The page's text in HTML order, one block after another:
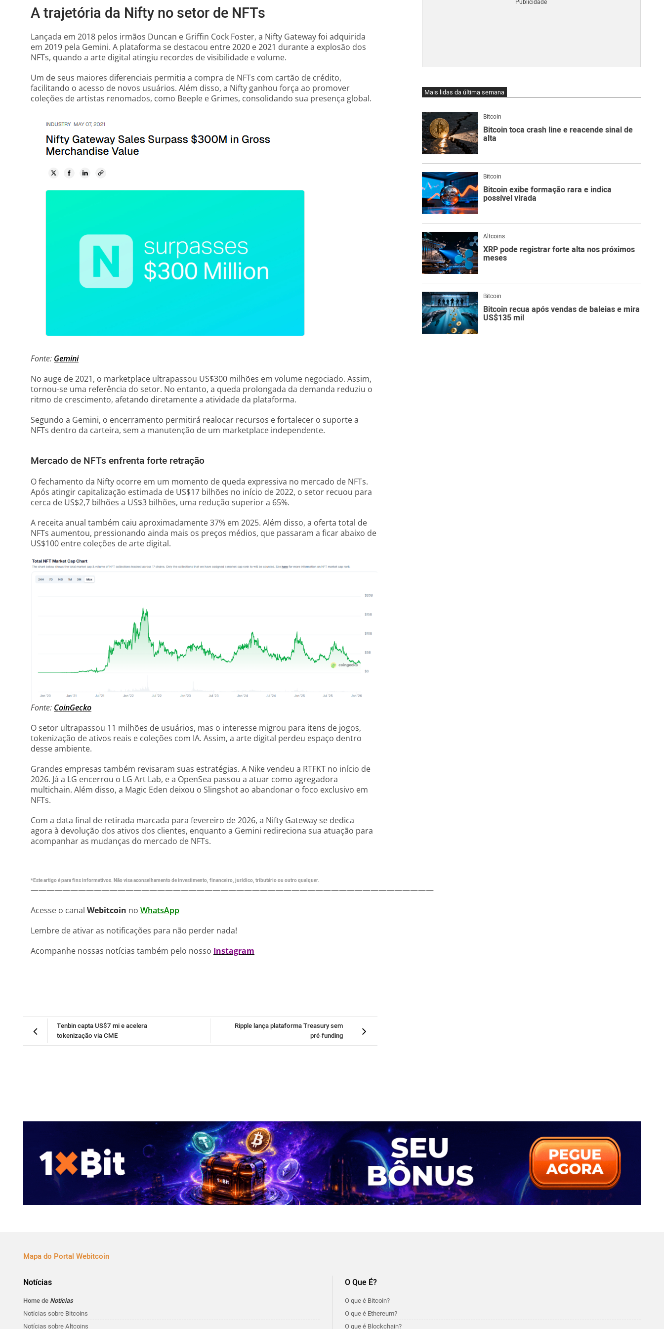
A trajetória da Nifty no setor de NFTs
Lançada em 2018 pelos irmãos Duncan e Griffin Cock Foster, a Nifty Gateway foi adquirida
em 2019 pela Gemini. A plataforma se destacou entre 2020 e 2021 durante a explosão dos
NFTs, quando a arte digital atingiu recordes de visibilidade e volume.
Um de seus maiores diferenciais permitia a compra de NFTs com cartão de crédito,
facilitando o acesso de novos usuários. Além disso, a Nifty ganhou força ao promover
coleções de artistas renomados, como Beeple e Grimes, consolidando sua presença global.
Fonte: Gemini
No auge de 2021, o marketplace ultrapassou US$300 milhões em volume negociado. Assim,
tornou-se uma referência do setor. No entanto, a queda prolongada da demanda reduziu o
ritmo de crescimento, afetando diretamente a atividade da plataforma.
Segundo a Gemini, o encerramento permitirá realocar recursos e fortalecer o suporte a
NFTs dentro da carteira, sem a manutenção de um marketplace independente.
Mercado de NFTs enfrenta forte retração
O fechamento da Nifty ocorre em um momento de queda expressiva no mercado de NFTs.
Após atingir capitalização estimada de US$17 bilhões no início de 2022, o setor recuou para
cerca de US$2,7 bilhões a US$3 bilhões, uma redução superior a 65%.
A receita anual também caiu aproximadamente 37% em 2025. Além disso, a oferta total de
NFTs aumentou, pressionando ainda mais os preços médios, que passaram a ficar abaixo de
US$100 entre coleções de arte digital.
Fonte: CoinGecko
O setor ultrapassou 11 milhões de usuários, mas o interesse migrou para itens de jogos,
tokenização de ativos reais e coleções com IA. Assim, a arte digital perdeu espaço dentro
desse ambiente.
Grandes empresas também revisaram suas estratégias. A Nike vendeu a RTFKT no início de
2026. Já a LG encerrou o LG Art Lab, e a OpenSea passou a atuar como agregadora
multichain. Além disso, a Magic Eden deixou o Slingshot ao abandonar o foco exclusivo em
NFTs.
Com a data final de retirada marcada para fevereiro de 2026, a Nifty Gateway se dedica
agora à devolução dos ativos dos clientes, enquanto a Gemini redireciona sua atuação para
acompanhar as mudanças do mercado de NFTs.
*Este artigo é para fins informativos. Não visa aconselhamento de investimento, financeiro, jurídico, tributário ou outro qualquer.
———————————————————————————————————————————————————
Acesse o canal Webitcoin no WhatsApp
Lembre de ativar as notificações para não perder nada!
Acompanhe nossas notícias também pelo nosso Instagram
Ripple lança plataforma Treasury sem
pré‑funding
Tenbin capta US$7 mi e acelera
tokenização via CME
Mais lidas da última semana
Bitcoin
Bitcoin toca crash line e reacende sinal de
alta
Bitcoin
Bitcoin exibe formação rara e indica
possível virada
Altcoins
XRP pode registrar forte alta nos próximos
meses
Bitcoin
Bitcoin recua após vendas de baleias e mira
US$135 mil
Mapa do Portal Webitcoin
Notícias
Home de Notícias
Notícias sobre Bitcoins
Notícias sobre Altcoins
O Que É?
O que é Bitcoin?
O que é Ethereum?
O que é Blockchain?